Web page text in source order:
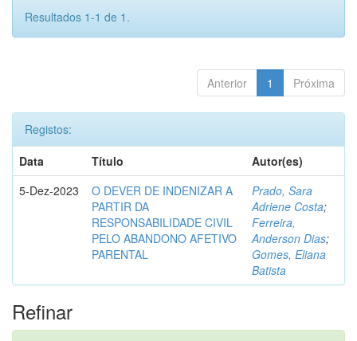
Resultados 1-1 de 1.
Anterior 1 Próxima
Registos:
Data
Título
Autor(es)
5-Dez-2023
O DEVER DE INDENIZAR A
PARTIR DA
RESPONSABILIDADE CIVIL
PELO ABANDONO AFETIVO
PARENTAL
Prado, Sara
Adriene Costa;
Ferreira,
Anderson Dias;
Gomes, Eliana
Batista
Refinar